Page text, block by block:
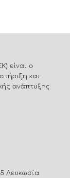
είναι ο
και
ανάπτυξης
Λευκωσία